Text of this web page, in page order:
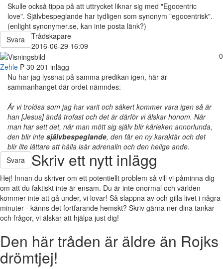
Skulle också tippa på att uttrycket liknar sig med "Egocentric
love". Självbespeglande har tydligen som synonym "egocentrisk".
(enlight synonymer.se, kan inte posta länk?)
Svara
Trådskapare
2016-06-29 16:09
0
Zehle P 30 201 inlägg
Nu har jag lyssnat på samma predikan igen, här är
sammanhanget där ordet nämndes:
Är vi trolösa som jag har varit och säkert kommer vara igen så är
han [Jesus] ändå trofast och det är därför vi älskar honom. När
man har sett det, när man mött sig själv blir kärleken annorlunda,
den blir inte självbespeglande, den får en ny karaktär och det
blir lite lättare att hålla isär adrenalin och den helige ande.
Svara
Skriv ett nytt inlägg
Hej! Innan du skriver om ett potentiellt problem så vill vi påminna dig
om att du faktiskt inte är ensam. Du är inte onormal och världen
kommer inte att gå under, vi lovar! Så slappna av och gilla livet i några
minuter - känns det fortfarande hemskt? Skriv gärna ner dina tankar
och frågor, vi älskar att hjälpa just dig!
Den här tråden är äldre än Rojks
drömtjej!